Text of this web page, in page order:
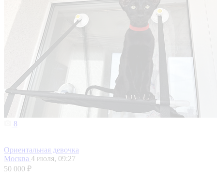
8
Ориентальная девочка
Москва 4 июля, 09:27
50 000 ₽